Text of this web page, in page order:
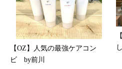
【OZ】人気の最強ケアコン
ビ by前川